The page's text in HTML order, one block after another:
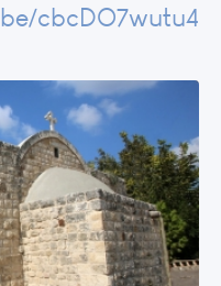
cbcDO7wutu4